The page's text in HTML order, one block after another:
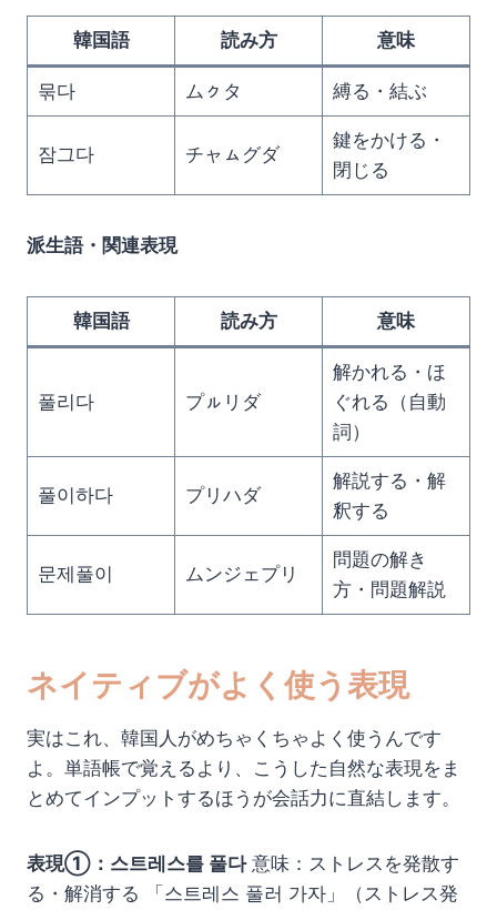
韓国語 読み方 意味
묶다 ムㇰタ 縛る・結ぶ
잠그다 チャㇺグダ
鍵をかける・
閉じる
派生語・関連表現
韓国語 読み方 意味
풀리다 プㇽリダ
解かれる・ほ
ぐれる（自動
詞）
풀이하다 プリハダ
解説する・解
釈する
문제풀이 ムンジェプリ
問題の解き
方・問題解説
ネイティブがよく使う表現
実はこれ、韓国人がめちゃくちゃよく使うんです
よ。単語帳で覚えるより、こうした自然な表現をま
とめてインプットするほうが会話力に直結します。
表現①：스트레스를 풀다意味：ストレスを発散す
る・解消する 「스트레스 풀러 가자」（ストレス発